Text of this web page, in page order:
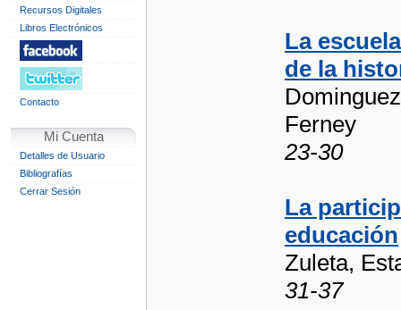
Recursos Digitales
Libros Electrónicos
Contacto
Mi Cuenta
Detalles de Usuario
Bibliografías
Cerrar Sesión
La
de la
Ferney
23-30
La
educación
Zuleta,
31-37